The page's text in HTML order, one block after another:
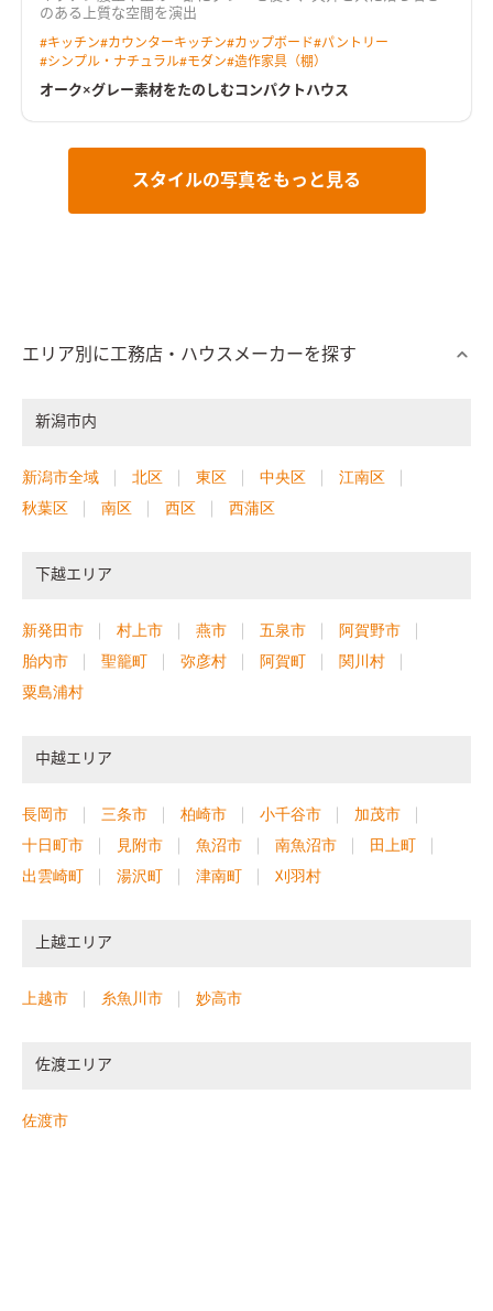
のある上質な空間を演出
#キッチン#カウンターキッチン#カップボード#パントリー
#シンプル・ナチュラル#モダン#造作家具（棚）
オーク×グレー素材をたのしむコンパクトハウス
スタイルの写真をもっと見る
エリア別に工務店・ハウスメーカーを探す
新潟市内
新潟市全域 北区 東区 中央区
江南区
秋葉区
南区 西区 西蒲区
下越エリア
新発田市 村上市 燕市 五泉市
阿賀野市
胎内市
聖籠町 弥彦村 阿賀町
関川村
粟島浦村
中越エリア
長岡市 三条市 柏崎市 小千谷市
加茂市
十日町市
見附市 魚沼市 南魚沼市
田上町
出雲崎町
湯沢町 津南町 刈羽村
上越エリア
上越市 糸魚川市 妙高市
佐渡エリア
佐渡市